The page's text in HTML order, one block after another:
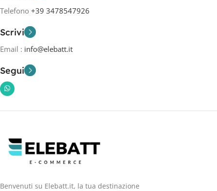
Telefono +39 3478547926
Scrivi
Email : info@elebatt.it
Segui
Benvenuti su Elebatt.it, la tua destinazione